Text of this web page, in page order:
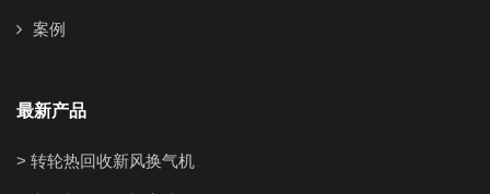
案例
最新产品
> 转轮热回收新风换气机